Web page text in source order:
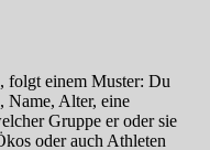
folgt einem Muster: Du
Name, Alter, eine
Gruppe er oder sie
oder auch Athleten